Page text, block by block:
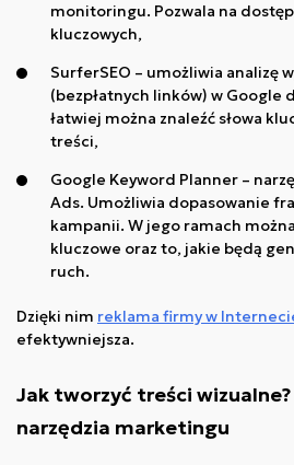
monitoringu. Pozwala na dostęp
kluczowych,
SurferSEO – umożliwia analizę
(bezpłatnych linków) w Google
łatwiej można znaleźć słowa
treści,
Google Keyword Planner –
Ads. Umożliwia dopasowanie
kampanii. W jego ramach
kluczowe oraz to, jakie będą
ruch.
Dzięki nim reklama firmy w
efektywniejsza.
Jak tworzyć treści
narzędzia marketingu